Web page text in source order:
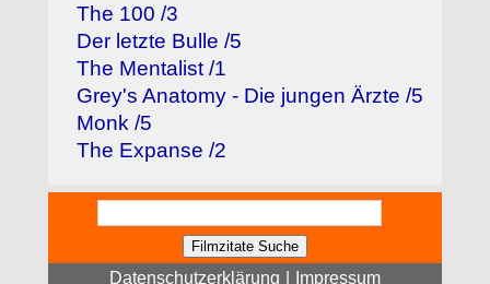
The 100 /3
Der letzte Bulle /5
The Mentalist /1
Grey's Anatomy - Die jungen Ärzte /5
Monk /5
The Expanse /2
Datenschutzerklärung Impressum